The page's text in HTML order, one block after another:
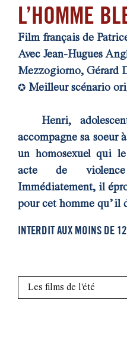
L’HOMME
Film français de
Avec Jean-Hugues
Mezzogiorno, Gérard
✪ Meilleur scénario
Henri,
accompagne sa soeur
un homosexuel qui
acte de
Immédiatement, il
pour cet homme qu’il
INTERDIT AUX MOINS DE